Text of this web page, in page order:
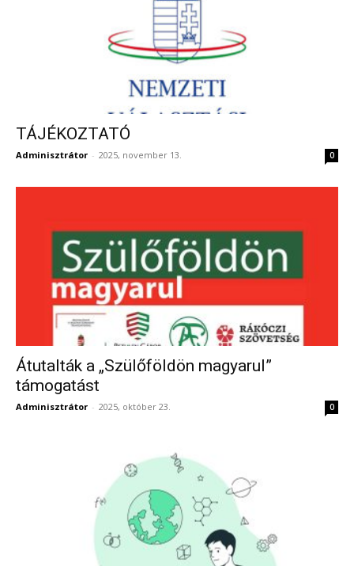
TÁJÉKOZTATÓ
Adminisztrátor - 2025, november 13. 0
Átutalták a „Szülőföldön magyarul”
támogatást
Adminisztrátor - 2025, október 23. 0